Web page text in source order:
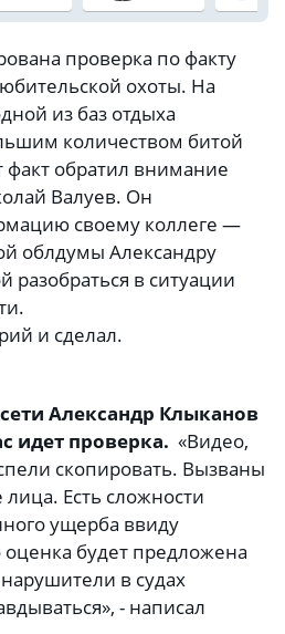
проверка по факту
охоты. На
из баз отдыха
количеством битой
обратил внимание
Валуев. Он
своему коллеге —
облдумы Александру
разобраться в ситуации
и сделал.
Александр Клыканов
идет проверка. «Видео,
скопировать. Вызваны
Есть сложности
ущерба ввиду
оценка будет предложена
в судах
- написал